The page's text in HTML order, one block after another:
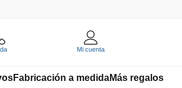
Mi cuenta
Fabricación a medidaMás regalos